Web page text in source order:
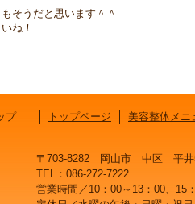
そうだと思います＾＾
ね！
プ トップページ 美容整体メニ
〒703-8282 岡山市 中区 平井
TEL：086-272-7222
営業時間／10：00～13：00、15